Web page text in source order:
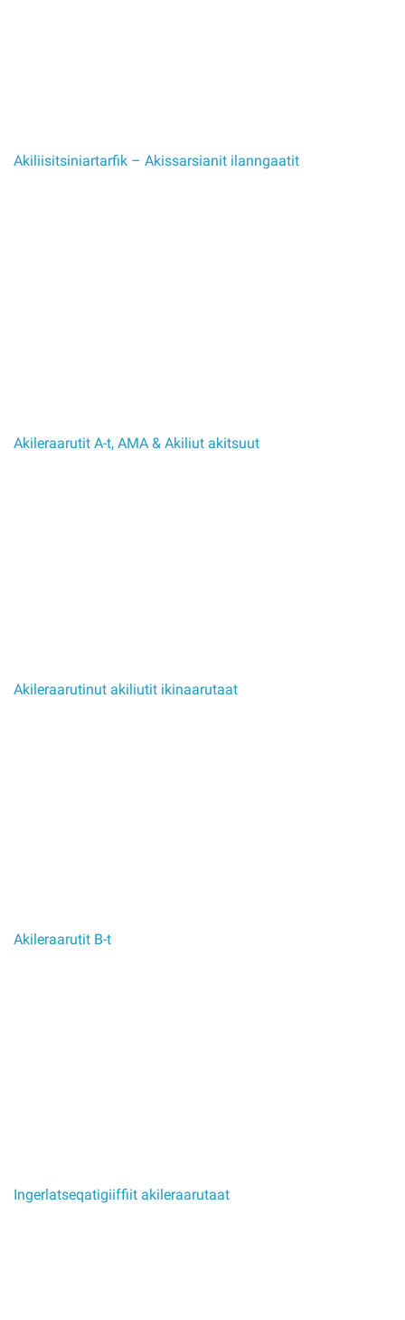
Akiliisitsiniartarfik – Akissarsianit ilanngaatit
Akileraarutit A-t, AMA & Akiliut akitsuut
Akileraarutinut akiliutit ikinaarutaat
Akileraarutit B-t
Ingerlatseqatigiiffiit akileraarutaat